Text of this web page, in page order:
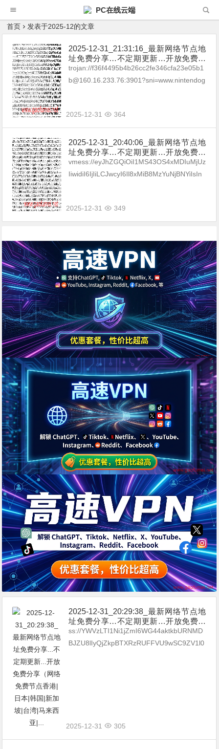
PC在线云端
首页 发表于2025-12的文章
2025-12-31_21:31:16_最新网络节点地
址免费分享…不定期更新…开放免费分
享（网络免费节点香港|日本|韩国|新加
坡|台湾|马来西亚|…
trojan://f36f4495b4b26cc2fe346cfa23e05b1
b@160.16.233.76:3901?sni=www.nintendog
2025-12-31 364
2025-12-31_20:40:06_最新网络节点地
址免费分享…不定期更新…开放免费分
享（网络免费节点香港|日本|韩国|新加
坡|台湾|马来西亚|…
vmess://eyJhZGQiOiI1MS43OS4xMDIuMjUz
IiwidiI6IjIiLCJwcyI6Il8xMiB8MzYuNjBNYiIsIn
2025-12-31 349
2025-12-31_20:29:38_最新网络节点地
址免费分享…不定期更新…开放免费分
享（网络免费节点香港|日本|韩国|新加
坡|台湾|马来西亚|…
ss://YWVzLTI1Ni1jZmI6WG44aktkbURNMD
BJZU8lIyQjZkpBTXRzRUFFVU9wSC9ZV1l0
2025-12-31 305